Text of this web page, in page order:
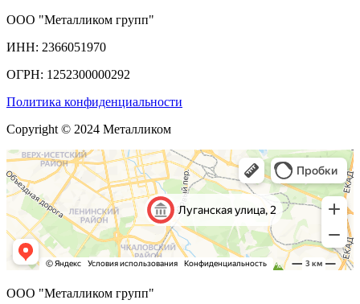
ООО "Металликом групп"
ИНН: 2366051970
ОГРН: 1252300000292
Политика конфиденциальности
Copyright © 2024 Металликом
ООО "Металликом групп"